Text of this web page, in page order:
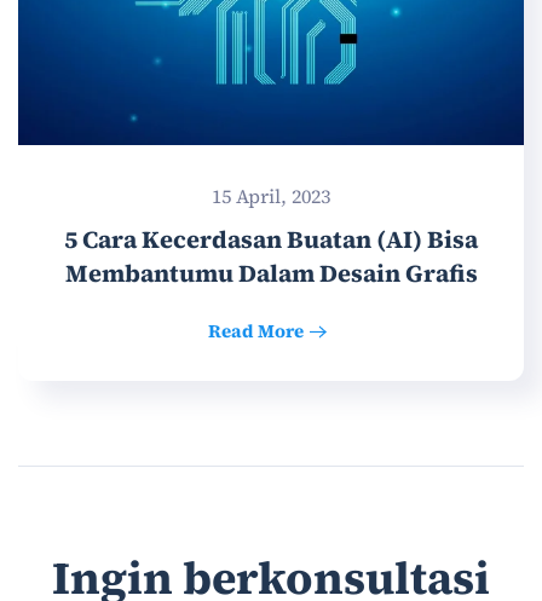
15 April, 2023
5 Cara Kecerdasan Buatan (AI) Bisa
Membantumu Dalam Desain Grafis
Read More
Ingin berkonsultasi